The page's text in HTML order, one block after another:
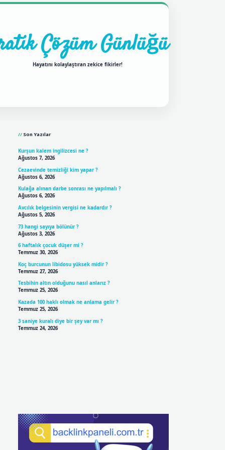
Çözüm Günlüğü
Hayatını kolaylaştıran zekice fikirler!
Son Yazılar
Kurşun kalem ingilizcesi ne ?
Ağustos 7, 2026
Cezaevinde temizliği kim yapar ?
Ağustos 6, 2026
Kulağa alınan darbe sonrası ne yapılmalı ?
Ağustos 6, 2026
Avcılık belgesinin vergisi ne kadardır ?
Ağustos 5, 2026
73 hangi sayıya bölünür ?
Ağustos 3, 2026
6 haftalık çocuk düşer mi ?
Temmuz 30, 2026
Koç burcunun libidosu yüksek midir ?
Temmuz 27, 2026
Tesbihin altın olduğunu nasıl anlarız ?
Temmuz 25, 2026
Kazada 100 haklı olmak ne anlama gelir ?
Temmuz 25, 2026
3 saniye kuralı diye bir şey var mı ?
Temmuz 24, 2026